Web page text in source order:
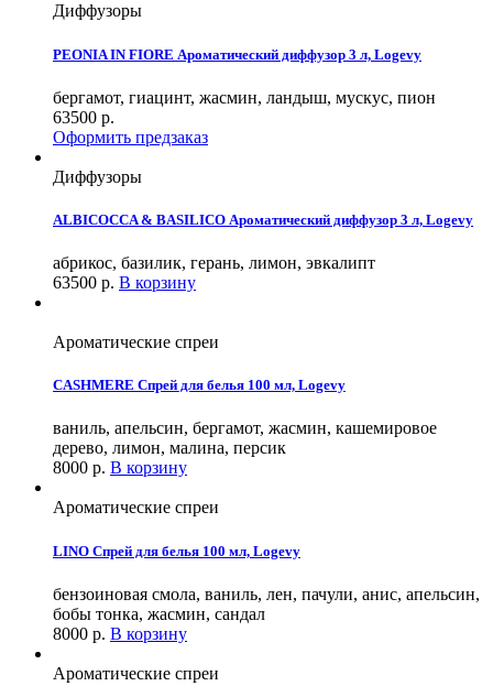
Диффузоры
PEONIA IN FIORE Ароматический диффузор 3 л, Logevy
бергамот, гиацинт, жасмин, ландыш, мускус, пион
63500 р.
Оформить предзаказ
Диффузоры
ALBICOCCA & BASILICO Ароматический диффузор 3 л, Logevy
абрикос, базилик, герань, лимон, эвкалипт
63500 р. В корзину
Ароматические спреи
CASHMERE Спрей для белья 100 мл, Logevy
ваниль, апельсин, бергамот, жасмин, кашемировое
дерево, лимон, малина, персик
8000 р. В корзину
Ароматические спреи
LINO Спрей для белья 100 мл, Logevy
бензоиновая смола, ваниль, лен, пачули, анис, апельсин,
бобы тонка, жасмин, сандал
8000 р. В корзину
Ароматические спреи